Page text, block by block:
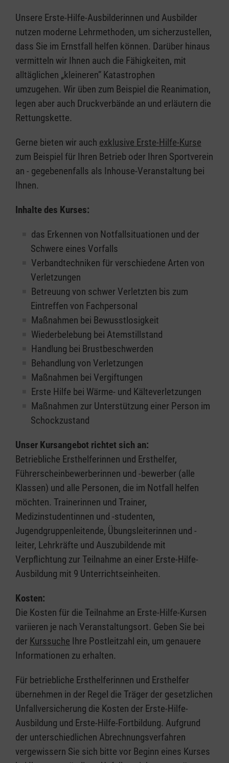
Unsere Erste-Hilfe-Ausbilderinnen und Ausbilder
nutzen moderne Lehrmethoden, um sicherzustellen,
dass Sie im Ernstfall helfen können. Darüber hinaus
vermitteln wir Ihnen auch die Fähigkeiten, mit
alltäglichen „kleineren” Katastrophen
umzugehen. Wir üben zum Beispiel die Reanimation,
legen aber auch Druckverbände an und erläutern die
Rettungskette.
Gerne bieten wir auch exklusive Erste-Hilfe-Kurse
zum Beispiel für Ihren Betrieb oder Ihren Sportverein
an - gegebenenfalls als Inhouse-Veranstaltung bei
Ihnen.
Inhalte des Kurses:
das Erkennen von Notfallsituationen und der
Schwere eines Vorfalls
Verbandtechniken für verschiedene Arten von
Verletzungen
Betreuung von schwer Verletzten bis zum
Eintreffen von Fachpersonal
Maßnahmen bei Bewusstlosigkeit
Wiederbelebung bei Atemstillstand
Handlung bei Brustbeschwerden
Behandlung von Verletzungen
Maßnahmen bei Vergiftungen
Erste Hilfe bei Wärme- und Kälteverletzungen
Maßnahmen zur Unterstützung einer Person im
Schockzustand
Unser Kursangebot richtet sich an:
Betriebliche Ersthelferinnen und Ersthelfer,
Führerscheinbewerberinnen und -bewerber (alle
Klassen) und alle Personen, die im Notfall helfen
möchten. Trainerinnen und Trainer,
Medizinstudentinnen und -studenten,
Jugendgruppenleitende, Übungsleiterinnen und -
leiter, Lehrkräfte und Auszubildende mit
Verpflichtung zur Teilnahme an einer Erste-Hilfe-
Ausbildung mit 9 Unterrichtseinheiten.
Kosten:
Die Kosten für die Teilnahme an Erste-Hilfe-Kursen
variieren je nach Veranstaltungsort. Geben Sie bei
der Kurssuche Ihre Postleitzahl ein, um genauere
Informationen zu erhalten.
Für betriebliche Ersthelferinnen und Ersthelfer
übernehmen in der Regel die Träger der gesetzlichen
Unfallversicherung die Kosten der Erste-Hilfe-
Ausbildung und Erste-Hilfe-Fortbildung. Aufgrund
der unterschiedlichen Abrechnungsverfahren
vergewissern Sie sich bitte vor Beginn eines Kurses